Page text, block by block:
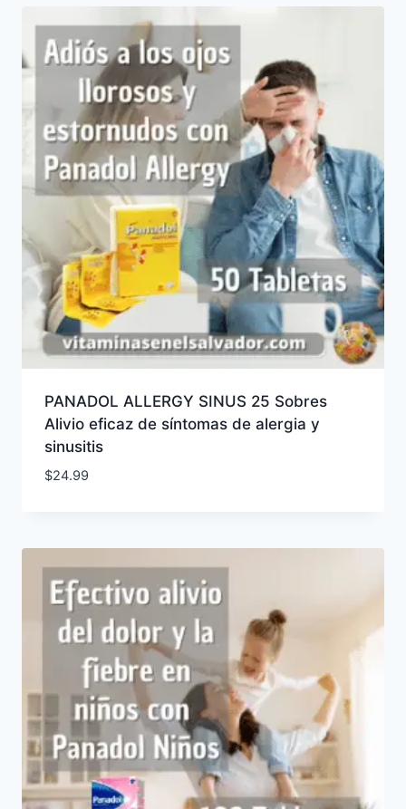
PANADOL ALLERGY SINUS 25 Sobres
Alivio eficaz de síntomas de alergia y
sinusitis
$24.99